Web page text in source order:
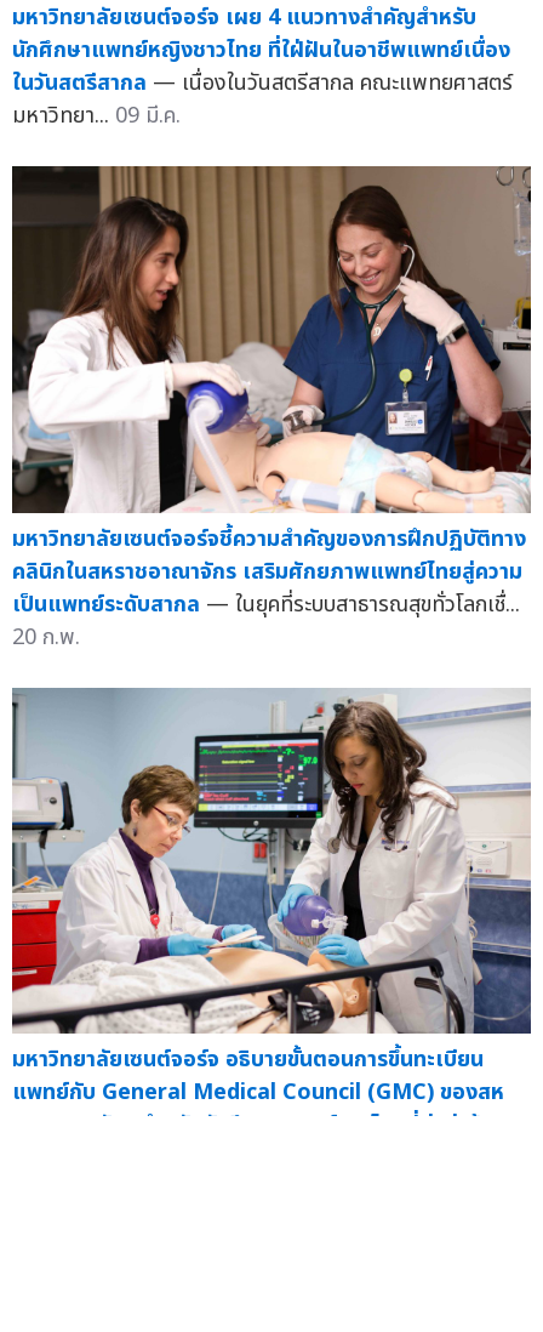
มหาวิทยาลัยเซนต์จอร์จ เผย 4 แนวทางสำคัญสำหรับ
นักศึกษาแพทย์หญิงชาวไทย ที่ใฝ่ฝันในอาชีพแพทย์เนื่อง
ในวันสตรีสากล — เนื่องในวันสตรีสากล คณะแพทยศาสตร์
มหาวิทยา... 09 มี.ค.
มหาวิทยาลัยเซนต์จอร์จชี้ความสำคัญของการฝึกปฏิบัติทาง
คลินิกในสหราชอาณาจักร เสริมศักยภาพแพทย์ไทยสู่ความ
เป็นแพทย์ระดับสากล — ในยุคที่ระบบสาธารณสุขทั่วโลกเชื่...
20 ก.พ.
มหาวิทยาลัยเซนต์จอร์จ อธิบายขั้นตอนการขึ้นทะเบียน
แพทย์กับ General Medical Council (GMC) ของสห
ราชอาณาจักร สำหรับนักศึกษาแพทย์ชาวไทยที่มุ่งสู่เส้นทาง